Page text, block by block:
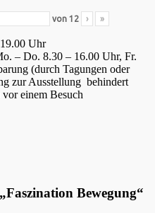
von 12 › »
Uhr
– Do. 8.30 – 16.00 Uhr, Fr.
(durch Tagungen oder
zur Ausstellung behindert
einem Besuch
Bewegung“